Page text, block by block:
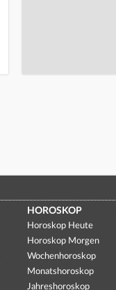
HOROSKOP
Horoskop Heute
Horoskop Morgen
Wochenhoroskop
Monatshoroskop
Jahreshoroskop